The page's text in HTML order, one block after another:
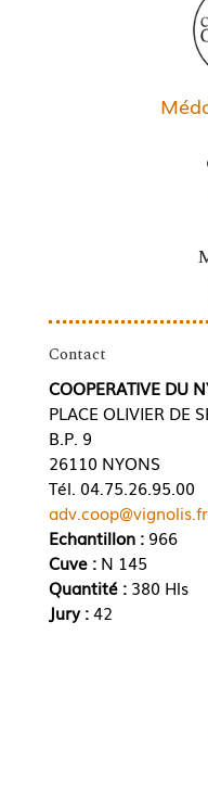
Contact
COOPERATIVE DU
PLACE OLIVIER DE
B.P. 9
26110 NYONS
Tél. 04.75.26.95.00
adv.coop@vignolis.fr
Echantillon :966
Cuve : N 145
Quantité : 380 Hls
Jury :42